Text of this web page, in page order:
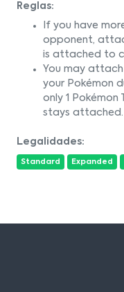
Reglas:
If you have
opponent,
is attached to
You may
your Pokémon
only 1
stays attached.
Legalidades:
Standard Expanded